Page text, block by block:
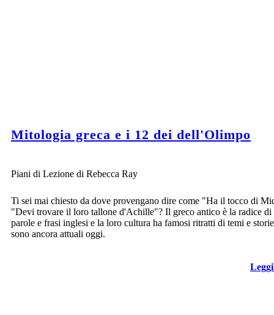
Mitologia greca e i 12 dei dell'Olimpo
Piani di Lezione di Rebecca Ray
Ti sei mai chiesto da dove provengano dire come "Ha il tocco di
"Devi trovare il loro tallone d'Achille"? Il greco antico è la radice di
parole e frasi inglesi e la loro cultura ha famosi ritratti di temi e
sono ancora attuali oggi.